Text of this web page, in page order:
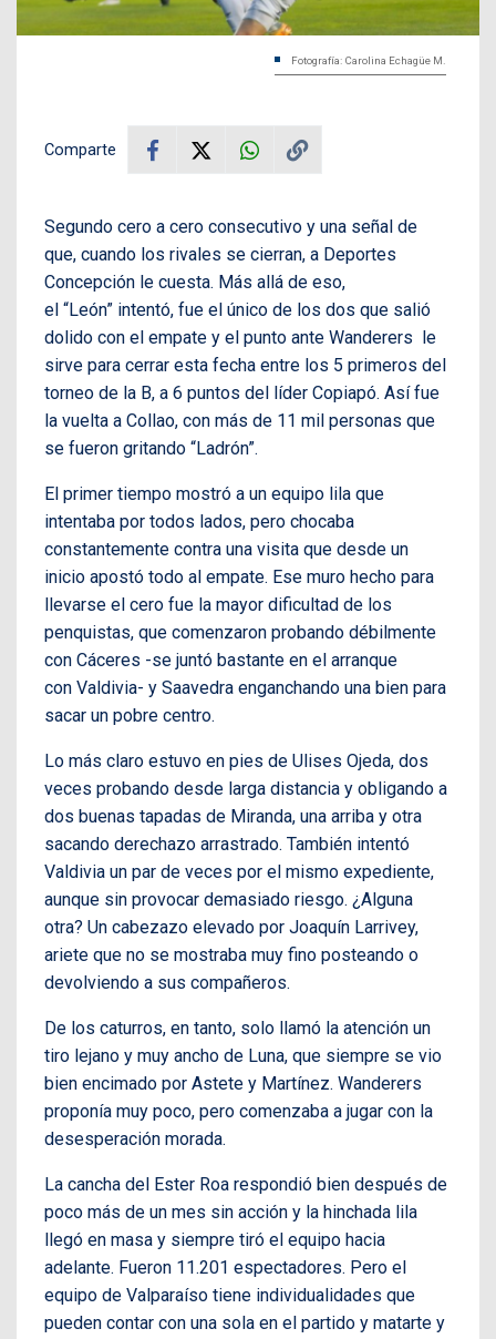
Fotografía: Carolina Echagüe M.
Comparte
Segundo cero a cero consecutivo y una señal de
que, cuando los rivales se cierran, a Deportes
Concepción le cuesta. Más allá de eso,
el “León” intentó, fue el único de los dos que salió
dolido con el empate y el punto ante Wanderers le
sirve para cerrar esta fecha entre los 5 primeros del
torneo de la B, a 6 puntos del líder Copiapó. Así fue
la vuelta a Collao, con más de 11 mil personas que
se fueron gritando “Ladrón”.
El primer tiempo mostró a un equipo lila que
intentaba por todos lados, pero chocaba
constantemente contra una visita que desde un
inicio apostó todo al empate. Ese muro hecho para
llevarse el cero fue la mayor dificultad de los
penquistas, que comenzaron probando débilmente
con Cáceres -se juntó bastante en el arranque
con Valdivia- y Saavedra enganchando una bien para
sacar un pobre centro.
Lo más claro estuvo en pies de Ulises Ojeda, dos
veces probando desde larga distancia y obligando a
dos buenas tapadas de Miranda, una arriba y otra
sacando derechazo arrastrado. También intentó
Valdivia un par de veces por el mismo expediente,
aunque sin provocar demasiado riesgo. ¿Alguna
otra? Un cabezazo elevado por Joaquín Larrivey,
ariete que no se mostraba muy fino posteando o
devolviendo a sus compañeros.
De los caturros, en tanto, solo llamó la atención un
tiro lejano y muy ancho de Luna, que siempre se vio
bien encimado por Astete y Martínez. Wanderers
proponía muy poco, pero comenzaba a jugar con la
desesperación morada.
La cancha del Ester Roa respondió bien después de
poco más de un mes sin acción y la hinchada lila
llegó en masa y siempre tiró el equipo hacia
adelante. Fueron 11.201 espectadores. Pero el
equipo de Valparaíso tiene individualidades que
pueden contar con una sola en el partido y matarte y